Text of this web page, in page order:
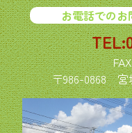
お電話での
〒986-0868宮